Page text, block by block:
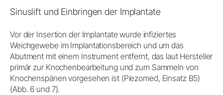
Sinuslift und Einbringen der Implantate
Vor der Insertion der Implantate wurde infiziertes
Weichgewebe im Implantationsbereich und um das
Abutment mit einem Instrument entfernt, das laut Hersteller
primär zur Knochenbearbeitung und zum Sammeln von
Knochenspänen vorgesehen ist (Piezomed, Einsatz B5)
(Abb. 6 und 7).